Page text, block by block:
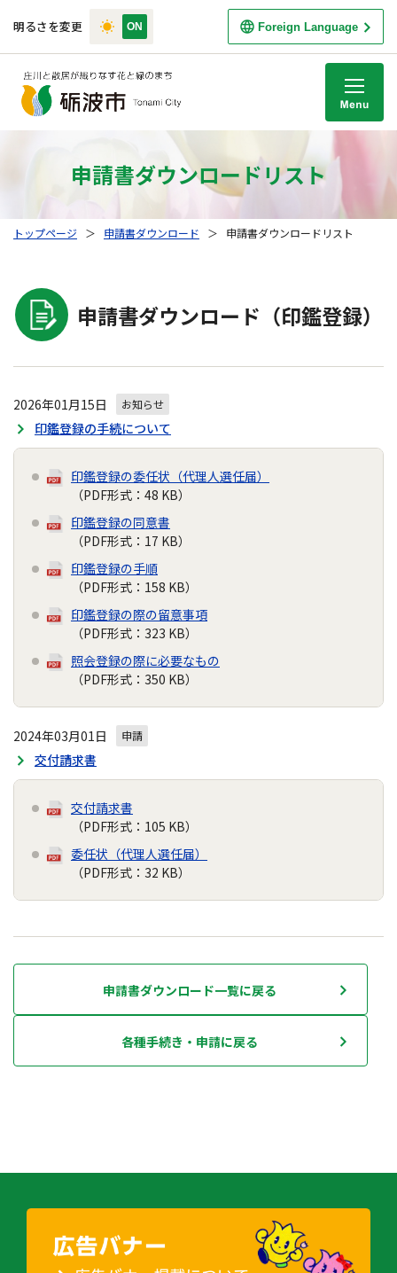
明るさを変更 Foreign Language
申請書ダウンロードリスト
トップページ ＞ 申請書ダウンロード ＞ 申請書ダウンロードリスト
申請書ダウンロード（印鑑登録）
2026年01月15日 お知らせ
印鑑登録の手続について
印鑑登録の委任状（代理人選任届）
（PDF形式：48 KB）
印鑑登録の同意書
（PDF形式：17 KB）
印鑑登録の手順
（PDF形式：158 KB）
印鑑登録の際の留意事項
（PDF形式：323 KB）
照会登録の際に必要なもの
（PDF形式：350 KB）
2024年03月01日 申請
交付請求書
交付請求書
（PDF形式：105 KB）
委任状（代理人選任届）
（PDF形式：32 KB）
申請書ダウンロード一覧に戻る
各種手続き・申請に戻る